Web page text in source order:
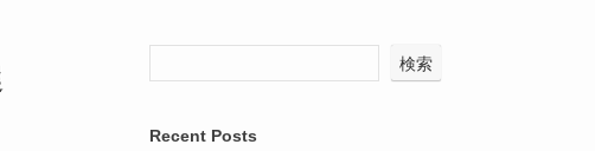
検索
Recent Posts